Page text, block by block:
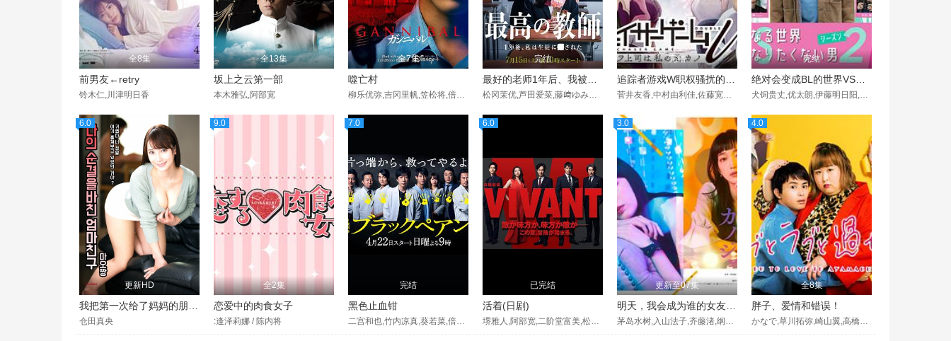
全8集
前男友←retry
铃木仁,川津明日香
全13集
坂上之云第一部
本木雅弘,阿部宽
全7集
噬亡村
柳乐优弥,吉冈里帆,笠松将,倍赏美津子,高杉真宙,六角精儿,杉田雷麟,吉原光夫,中村祐太郎,酒向芳,志水心音,中村梅雀,北香那
完结
松冈茉优,芦田爱菜,藤﨑ゆみあ,莉子,山时聪真,本田仁美,丈太郎,田锅梨梨花,藤嶋花音,岡井みおん,浅野竣哉,当真亚美,加藤清史郎,橘优辉,洼冢爱流,柿原玲佳,岩瀬洋志,寺本莉绪,茅岛水树,田牧空,萩原护,山下幸辉,のせりん,奥平大兼,白仓碧空,福崎那由他,詩羽,川本光贵,阪本飒希,夏生大湖,田中美久
完结
菅井友香,中村由利佳,佐藤宽太,菊地姬奈,椛岛光,花柳のぞみ,うらじ,Nuno Uraji,金田哲,池田良,胜村政信
完结
犬饲贵丈,优太朗,伊藤明日阳,盐野瑛久
6.0
更新HD
仓田真央
9.0
全2集
恋爱中的肉食女子
:逢泽莉娜 / 陈内将
7.0
完结
黑色止血钳
二宫和也,竹内凉真,葵若菜,倍赏美津子,小泉孝太郎,内野圣阳,加藤绫子,水谷果穂,市川猿之助
6.0
已完结
活着(日剧)
堺雅人,阿部宽,二阶堂富美,松坂桃李,役所广司,林遣都,龙星凉,高梨临,饭沼爱,迫田孝也,山中崇,小日向文世,桥本哲,,,,马丁·斯塔尔,,渡边邦斗,古屋吕敏,水谷果穂,真凛,富栄ドラム
3.0
更新至07集
茅岛水树,入山法子,齐藤渚,纲启永,新井美羽,稻叶友,石川恋,桥本爱实,本田响矢
4.0
全8集
胖子、爱情和错误！
かなで,草川拓弥,崎山翼,高橋健介,太田梦莉